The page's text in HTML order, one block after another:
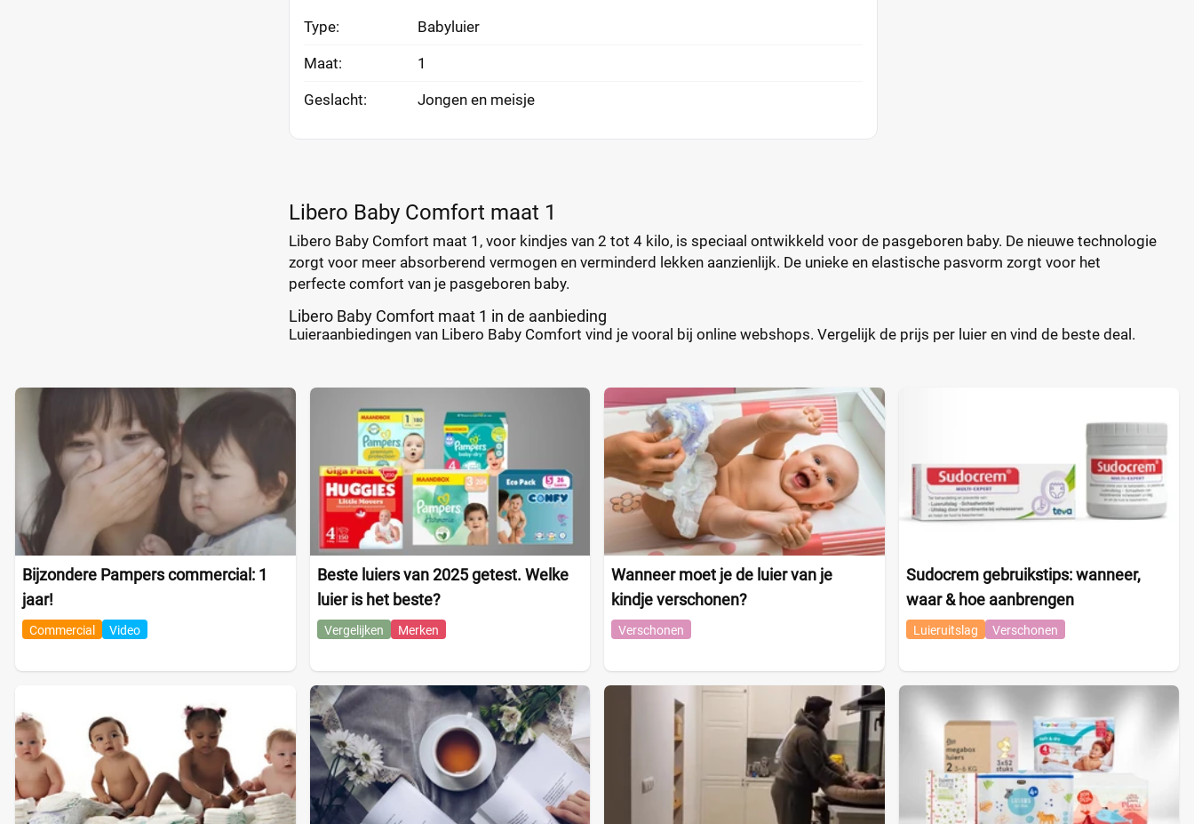
Type: Babyluier
Maat: 1
Geslacht: Jongen en meisje
Libero Baby Comfort maat 1
Libero Baby Comfort maat 1, voor kindjes van 2 tot 4 kilo, is speciaal ontwikkeld voor de pasgeboren baby. De nieuwe technologie
zorgt voor meer absorberend vermogen en verminderd lekken aanzienlijk. De unieke en elastische pasvorm zorgt voor het
perfecte comfort van je pasgeboren baby.
Libero Baby Comfort maat 1 in de aanbieding
Luieraanbiedingen van Libero Baby Comfort vind je vooral bij online webshops. Vergelijk de prijs per luier en vind de beste deal.
Bijzondere Pampers commercial: 1
jaar!
Commercial Video
Beste luiers van 2025 getest. Welke
luier is het beste?
Vergelijken Merken
Wanneer moet je de luier van je
kindje verschonen?
Verschonen
Sudocrem gebruikstips: wanneer,
waar & hoe aanbrengen
Luieruitslag Verschonen